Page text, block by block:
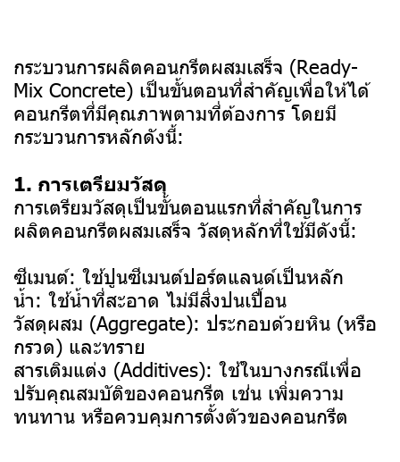
กระบวนการผลิตคอนกรีตผสมเสร็จ (Ready-
Mix Concrete) เป็นขั้นตอนที่สำคัญเพื่อให้ได้
คอนกรีตที่มีคุณภาพตามที่ต้องการ โดยมี
กระบวนการหลักดังนี้:
1. การเตรียมวัสดุ
การเตรียมวัสดุเป็นขั้นตอนแรกที่สำคัญในการ
ผลิตคอนกรีตผสมเสร็จ วัสดุหลักที่ใช้มีดังนี้:
ซีเมนต์: ใช้ปูนซีเมนต์ปอร์ตแลนด์เป็นหลัก
น้ำ: ใช้น้ำที่สะอาด ไม่มีสิ่งปนเปื้อน
วัสดุผสม (Aggregate): ประกอบด้วยหิน (หรือ
กรวด) และทราย
สารเติมแต่ง (Additives): ใช้ในบางกรณีเพื่อ
ปรับคุณสมบัติของคอนกรีต เช่น เพิ่มความ
ทนทาน หรือควบคุมการตั้งตัวของคอนกรีต